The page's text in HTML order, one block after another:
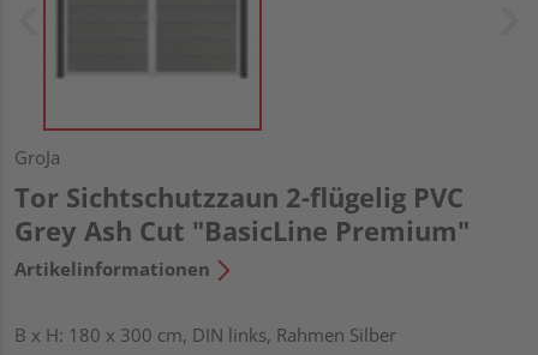
GroJa
Tor Sichtschutzzaun 2-flügelig PVC
Grey Ash Cut "BasicLine Premium"
Artikelinformationen
B x H: 180 x 300 cm, DIN links, Rahmen Silber